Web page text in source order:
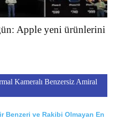
Apple yeni ürünlerini
Kameralı Benzersiz Amiral
Benzeri ve Rakibi Olmayan En